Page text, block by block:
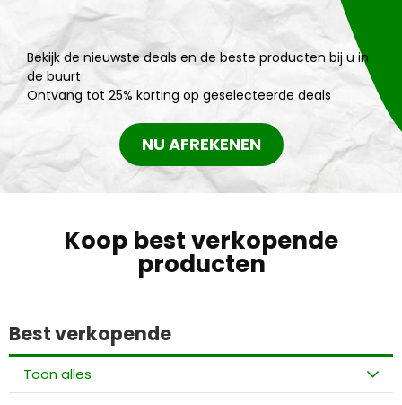
Bekijk de nieuwste deals en de beste producten bij u in
de buurt
Ontvang tot 25% korting op geselecteerde deals
NU AFREKENEN
Koop best verkopende
producten
Best verkopende
Toon alles